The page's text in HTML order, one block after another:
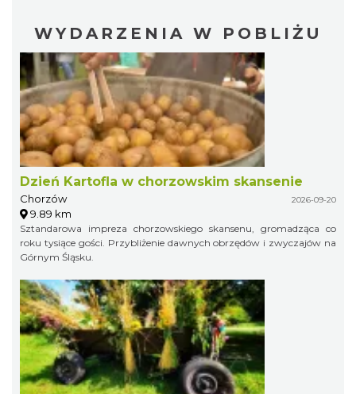
WYDARZENIA W POBLIŻU
Dzień Kartofla w chorzowskim skansenie
Chorzów 2026-09-20
9.89 km
Sztandarowa impreza chorzowskiego skansenu, gromadząca co
roku tysiące gości. Przybliżenie dawnych obrzędów i zwyczajów na
Górnym Śląsku.